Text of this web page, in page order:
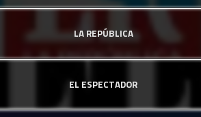
LA REPÚBLICA
EL ESPECTADOR